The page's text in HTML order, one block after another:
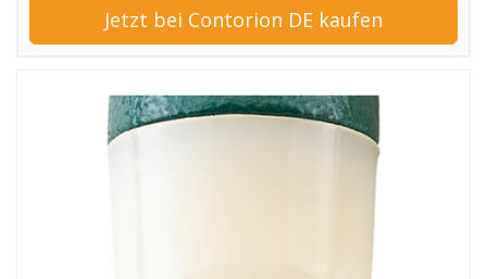
Jetzt bei Contorion DE kaufen